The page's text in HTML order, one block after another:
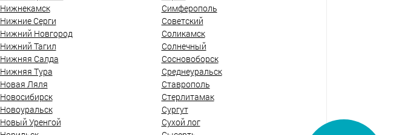
Нижнекамск
Нижние Серги
Нижний Новгород
Нижний Тагил
Нижняя Салда
Нижняя Тура
Новая Ляля
Новосибирск
Новоуральск
Новый Уренгой
Симферополь
Советский
Соликамск
Солнечный
Сосновоборск
Среднеуральск
Ставрополь
Стерлитамак
Сургут
Сухой лог